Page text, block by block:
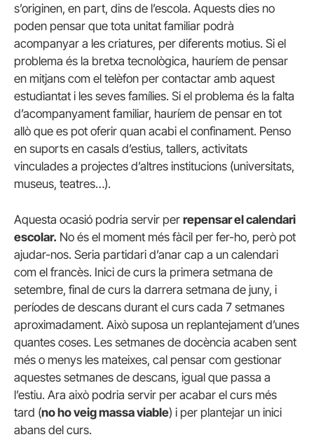
s’originen, en part, dins de l’escola. Aquests dies no
poden pensar que tota unitat familiar podrà
acompanyar a les criatures, per diferents motius. Si el
problema és la bretxa tecnològica, hauríem de pensar
en mitjans com el telèfon per contactar amb aquest
estudiantat i les seves famílies. Si el problema és la falta
d’acompanyament familiar, hauríem de pensar en tot
allò que es pot oferir quan acabi el confinament. Penso
en suports en casals d’estius, tallers, activitats
vinculades a projectes d’altres institucions (universitats,
museus, teatres…).
Aquesta ocasió podria servir per repensar el calendari
escolar. No és el moment més fàcil per fer-ho, però pot
ajudar-nos. Seria partidari d’anar cap a un calendari
com el francès. Inici de curs la primera setmana de
setembre, final de curs la darrera setmana de juny, i
períodes de descans durant el curs cada 7 setmanes
aproximadament. Això suposa un replantejament d’unes
quantes coses. Les setmanes de docència acaben sent
més o menys les mateixes, cal pensar com gestionar
aquestes setmanes de descans, igual que passa a
l’estiu. Ara això podria servir per acabar el curs més
tard (no ho veig massa viable) i per plantejar un inici
abans del curs.